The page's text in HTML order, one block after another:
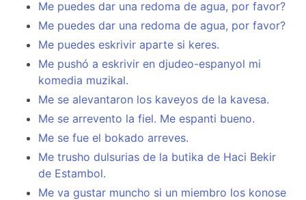
Me puedes dar una redoma de agua, por favor?
Me puedes dar una redoma de agua, por favor?
Me puedes eskrivir aparte si keres.
Me pushó a eskrivir en djudeo-espanyol mi
komedia muzikal.
Me se alevantaron los kaveyos de la kavesa.
Me se arrevento la fiel. Me espanti bueno.
Me se fue el bokado arreves.
Me trusho dulsurias de la butika de Haci Bekir
de Estambol.
Me va gustar muncho si un miembro los konose